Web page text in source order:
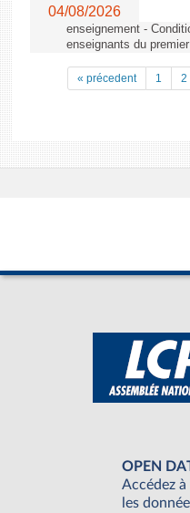
04/08/2026
enseignement -
enseignants du
« précedent 1 2
OPEN
Accédez
les